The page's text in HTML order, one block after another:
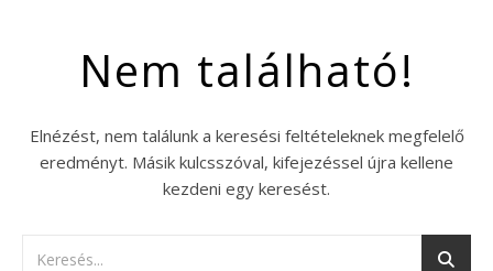
Nem található!
Elnézést, nem találunk a keresési feltételeknek megfelelő
eredményt. Másik kulcsszóval, kifejezéssel újra kellene
kezdeni egy keresést.